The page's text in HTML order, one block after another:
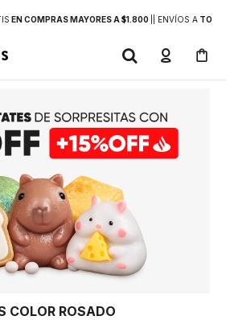
EN COMPRAS MAYORES A $1.800 | ENVÍOS ATODO
COLOR ROSADO